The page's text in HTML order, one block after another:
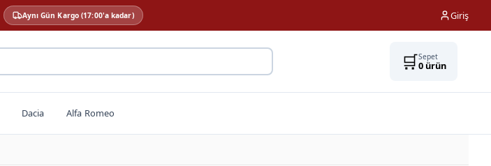
Aynı Gün Kargo (17:00'a kadar) Giriş
🛒Sepet
0ürün
Dacia Alfa Romeo